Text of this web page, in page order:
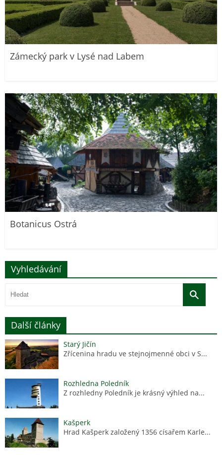
Zámecký park v Lysé nad Labem
Botanicus Ostrá
Vyhledávání
Další články
Starý Jičín
Zřícenina hradu ve stejnojmenné obci v S...
Rozhledna Poledník
Z rozhledny Poledník je krásný výhled na...
Kašperk
Hrad Kašperk založený 1356 císařem Karle...